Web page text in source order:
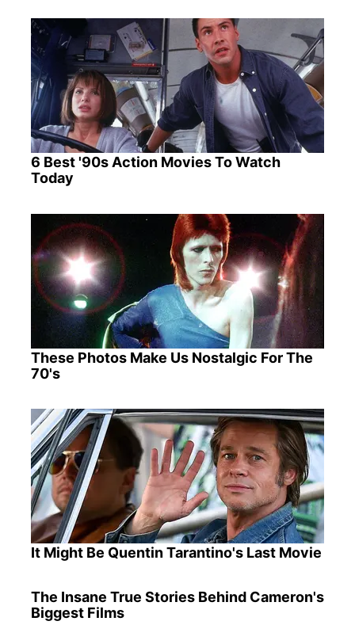
6 Best '90s Action Movies To Watch
Today
These Photos Make Us Nostalgic For The
70's
It Might Be Quentin Tarantino's Last Movie
The Insane True Stories Behind Cameron's
Biggest Films